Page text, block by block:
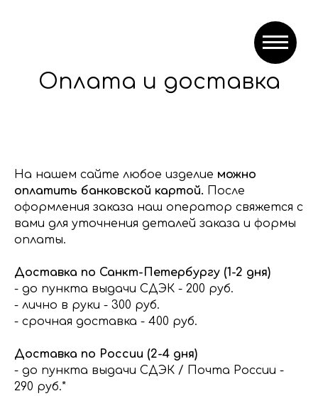
Оплата и доставка
На нашем сайте любое изделие можно
оплатить банковской картой. После
оформления заказа наш оператор свяжется с
вами для уточнения деталей заказа и формы
оплаты.
Доставка по Санкт-Петербургу (1-2 дня)
- до пункта выдачи СДЭК - 200 руб.
- лично в руки - 300 руб.
- срочная доставка - 400 руб.
Доставка по России (2-4 дня)
- до пункта выдачи СДЭК / Почта России -
290 руб.*